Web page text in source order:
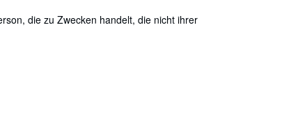
die zu Zwecken handelt, die nicht ihrer